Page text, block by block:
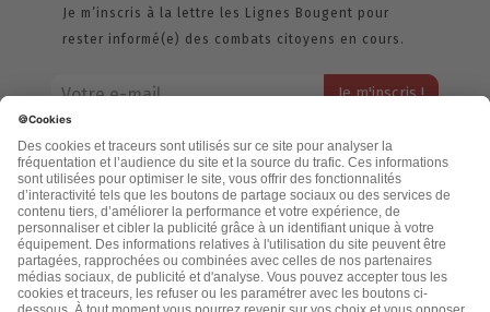
Je m’inscris à la lettre les Lignes Bougent pour
rester informé(e) des combats citoyens en cours.
jamais échangée. Pour consulter notre politique de confidentialité,
cliquez ici.
Accueil
Politique de confidentialité